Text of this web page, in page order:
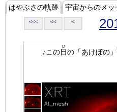
はやぶさの軌跡 宇宙からのメッ
<<< << <
♪この日
ひ
の「あけぼの」